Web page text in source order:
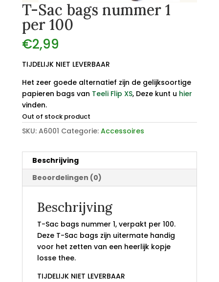
T-Sac bags nummer 1
per 100
€2,99
TIJDELIJK NIET LEVERBAAR
Het zeer goede alternatief zijn de gelijksoortige
papieren bags van Teeli Flip XS, Deze kunt u hier
vinden.
Out of stock product
SKU: A6001 Categorie: Accessoires
Beschrijving
Beoordelingen (0)
Beschrijving
T-Sac bags nummer 1, verpakt per 100.
Deze T-Sac bags zijn uitermate handig
voor het zetten van een heerlijk kopje
losse thee.
TIJDELIJK NIET LEVERBAAR